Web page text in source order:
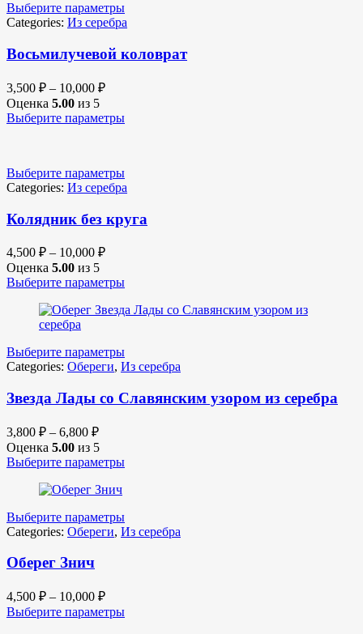
Выберите параметры
Categories: Из серебра
Восьмилучевой коловрат
3,500 ₽ – 10,000 ₽
Оценка 5.00 из 5
Выберите параметры
Выберите параметры
Categories: Из серебра
Колядник без круга
4,500 ₽ – 10,000 ₽
Оценка 5.00 из 5
Выберите параметры
Выберите параметры
Categories: Обереги, Из серебра
Звезда Лады со Славянским узором из серебра
3,800 ₽ – 6,800 ₽
Оценка 5.00 из 5
Выберите параметры
Выберите параметры
Categories: Обереги, Из серебра
Оберег Знич
4,500 ₽ – 10,000 ₽
Выберите параметры